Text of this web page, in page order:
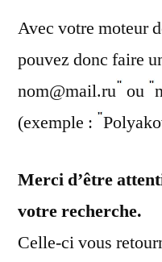
Avec votre moteur
pouvez donc faire
nom@mail.ru ou
(exemple :
Merci d’être
votre recherche.
Celle-ci vous